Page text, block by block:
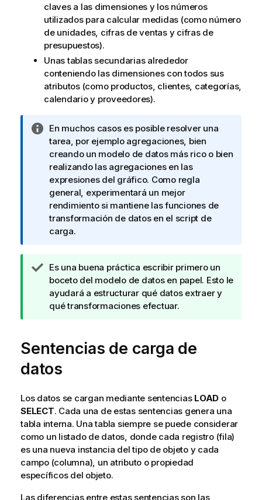
claves a las dimensiones y los números
utilizados para calcular medidas (como número
de unidades, cifras de ventas y cifras de
presupuestos).
Unas tablas secundarias alrededor
conteniendo las dimensiones con todos sus
atributos (como productos, clientes, categorías,
calendario y proveedores).
N
o
t
a
i
n
f
o
r
t
i
v
a
En muchos casos es posible resolver una
tarea, por ejemplo agregaciones, bien
creando un modelo de datos más rico o bien
realizando las agregaciones en las
expresiones del gráfico. Como regla
general, experimentará un mejor
rendimiento si mantiene las funciones de
transformación de datos en el script de
carga.
N
o
t
a
s
u
g
r
e
n
c
i
a
Es una buena práctica escribir primero un
boceto del modelo de datos en papel. Esto le
ayudará a estructurar qué datos extraer y
qué transformaciones efectuar.
Sentencias de carga de
datos
Los datos se cargan mediante sentencias LOAD o
SELECT. Cada una de estas sentencias genera una
tabla interna. Una tabla siempre se puede considerar
como un listado de datos, donde cada registro (fila)
es una nueva instancia del tipo de objeto y cada
campo(columna), un atributo o propiedad
específicos del objeto.
Las diferencias entre estas sentencias son las